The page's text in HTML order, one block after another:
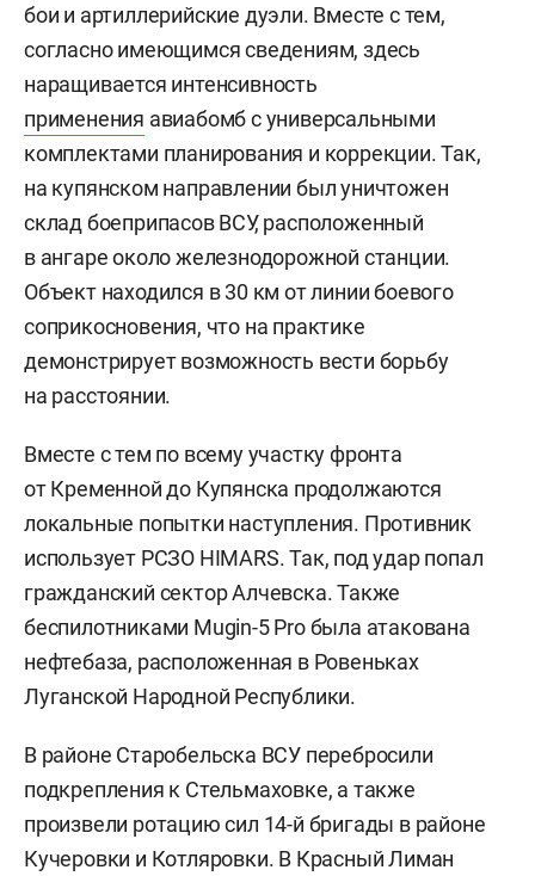
бои и артиллерийские дуэли. Вместе с тем,
согласно имеющимся сведениям, здесь
наращивается интенсивность
применения авиабомб с универсальными
комплектами планирования и коррекции. Так,
на купянском направлении был уничтожен
склад боеприпасов ВСУ, расположенный
в ангаре около железнодорожной станции.
Объект находился в 30 км от линии боевого
соприкосновения, что на практике
демонстрирует возможность вести борьбу
на расстоянии.
Вместе с тем по всему участку фронта
от Кременной до Купянска продолжаются
локальные попытки наступления. Противник
использует РСЗО HIMARS. Так, под удар попал
гражданский сектор Алчевска. Также
беспилотниками Mugin-5 Pro была атакована
нефтебаза, расположенная в Ровеньках
Луганской Народной Республики.
В районе Старобельска ВСУ перебросили
подкрепления к Стельмаховке, а также
произвели ротацию сил 14-й бригады в районе
Кучеровки и Котляровки. В Красный Лиман